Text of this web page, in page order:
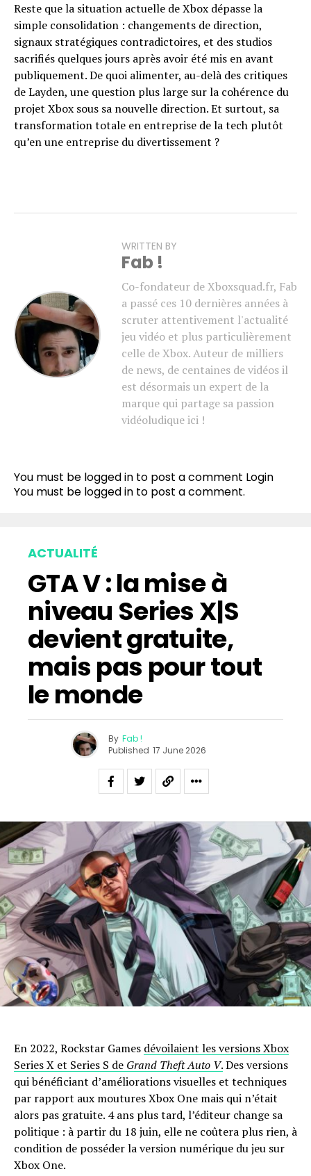
Reste que la situation actuelle de Xbox dépasse la
simple consolidation : changements de direction,
signaux stratégiques contradictoires, et des studios
sacrifiés quelques jours après avoir été mis en avant
publiquement. De quoi alimenter, au-delà des critiques
de Layden, une question plus large sur la cohérence du
projet Xbox sous sa nouvelle direction. Et surtout, sa
transformation totale en entreprise de la tech plutôt
qu’en une entreprise du divertissement ?
WRITTEN BY
Fab !
Co-fondateur de Xboxsquad.fr, Fab
a passé ces 10 dernières années à
scruter attentivement l'actualité
jeu vidéo et plus particulièrement
celle de Xbox. Auteur de milliers
de news, de centaines de vidéos il
est désormais un expert de la
marque qui partage sa passion
vidéoludique ici !
You must be logged in to post a comment Login
You must be logged in to post a comment.
ACTUALITÉ
GTA V : la mise à
niveau Series X|S
devient gratuite,
mais pas pour tout
le monde
By Fab !
Published 17 June 2026
En 2022, Rockstar Games dévoilaient les versions Xbox
Series X et Series S de Grand Theft Auto V.Des versions
qui bénéficiant d’améliorations visuelles et techniques
par rapport aux moutures Xbox One mais qui n’était
alors pas gratuite. 4 ans plus tard, l’éditeur change sa
politique : à partir du 18 juin, elle ne coûtera plus rien, à
condition de posséder la version numérique du jeu sur
Xbox One.